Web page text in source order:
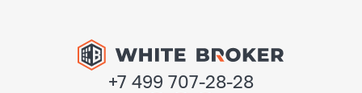
+7 499 707-28-28